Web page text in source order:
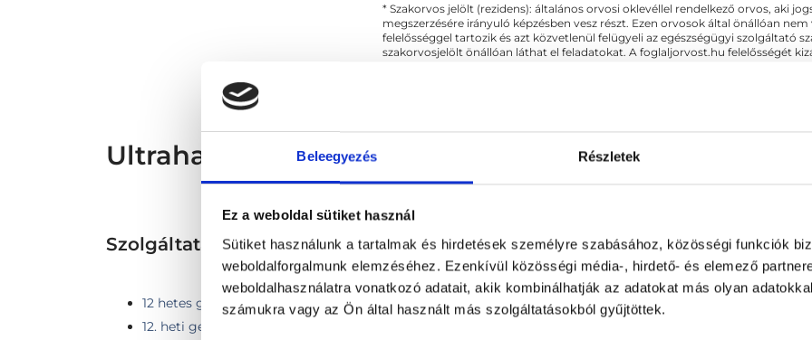
Beleegyezés Részletek
Ez a weboldal sütiket használ
Sütiket használunk a tartalmak és hirdetések személyre szabásához, közösségi funkciók
weboldalforgalmunk elemzéséhez. Ezenkívül közösségi média-, hirdető- és elemező
weboldalhasználatra vonatkozó adatait, akik kombinálhatják az adatokat más olyan
számukra vagy az Ön által használt más szolgáltatásokból gyűjtöttek.
* Szakorvos jelölt (rezidens): általános orvosi oklevéllel rendelkező orvos, aki
megszerzésére irányuló képzésben vesz részt. Ezen orvosok által önállóan
felelősséggel tartozik és azt közvetlenül felügyeli az egészségügyi szolgáltató
szakorvosjelölt önállóan láthat el feladatokat. A foglaljorvost.hu felelősségét
Ultrahangos szakember - Ultrahang - Szonográfia
Szolgáltatások
12 hetes genetikai UH
12. heti genetikai ultrahang-ikerterhesség
Kombinált vizsgálat +